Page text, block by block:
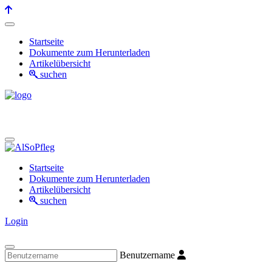
Startseite
Dokumente zum Herunterladen
Artikelübersicht
suchen
Startseite
Dokumente zum Herunterladen
Artikelübersicht
suchen
Login
Benutzername